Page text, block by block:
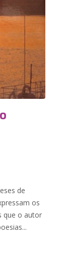
de
os
que o autor